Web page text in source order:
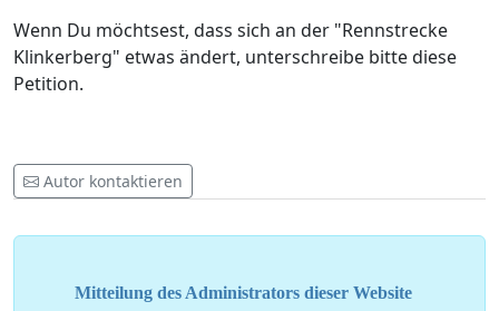
Wenn Du möchtsest, dass sich an der "Rennstrecke
Klinkerberg" etwas ändert, unterschreibe bitte diese
Petition.
Autor kontaktieren
Mitteilung des Administrators dieser Website